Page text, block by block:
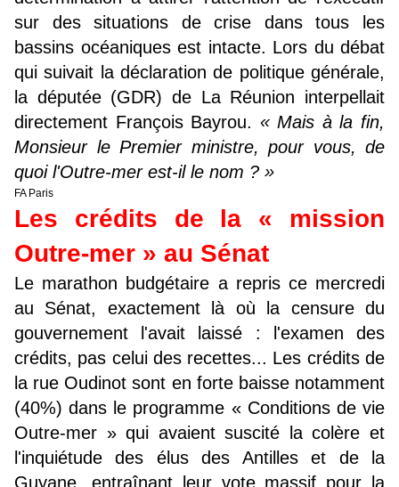
sur des situations de crise dans tous les
bassins océaniques est intacte. Lors du débat
qui suivait la déclaration de politique générale,
la députée (GDR) de La Réunion interpellait
directement François Bayrou. « Mais à la fin,
Monsieur le Premier ministre, pour vous, de
quoi l'Outre-mer est-il le nom ? »
FA Paris
Les crédits de la « mission
Outre-mer » au Sénat
Le marathon budgétaire a repris ce mercredi
au Sénat, exactement là où la censure du
gouvernement l'avait laissé : l'examen des
crédits, pas celui des recettes... Les crédits de
la rue Oudinot sont en forte baisse notamment
(40%) dans le programme « Conditions de vie
Outre-mer » qui avaient suscité la colère et
l'inquiétude des élus des Antilles et de la
Guyane, entraînant leur vote massif pour la